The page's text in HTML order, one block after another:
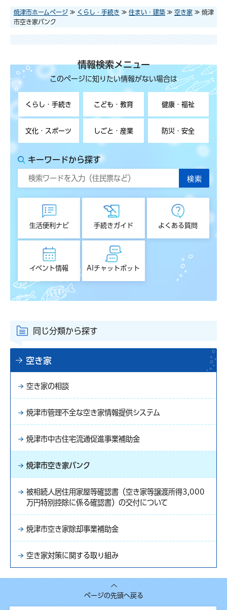
焼津市ホームページ ≫ くらし・手続き ≫ 住まい・建築 ≫ 空き家 ≫ 焼津
市空き家バンク
情報検索メニュー
このページに知りたい情報がない場合は
くらし・手続き こども・教育 健康・福祉
文化・スポーツ しごと・産業 防災・安全
キーワードから探す
生活便利ナビ 手続きガイド よくある質問
イベント情報 AIチャットボット
同じ分類から探す
空き家
空き家の相談
焼津市管理不全な空き家情報提供システム
焼津市中古住宅流通促進事業補助金
焼津市空き家バンク
被相続人居住用家屋等確認書（空き家等譲渡所得3,000
万円特別控除に係る確認書）の交付について
焼津市空き家除却事業補助金
空き家対策に関する取り組み
ページの先頭へ戻る